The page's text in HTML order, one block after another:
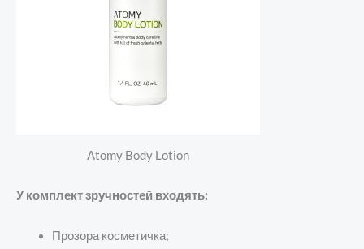
Atomy Body Lotion
У комплект зручностей входять:
Прозора косметичка;